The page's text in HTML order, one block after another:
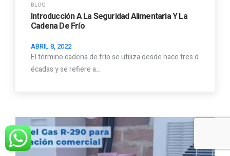
BLOG
Introducción A La Seguridad Alimentaria Y La
Cadena De Frío
ABRIL 8, 2022
El término cadena de frío se utiliza desde hace tres d
écadas y se refiere a…